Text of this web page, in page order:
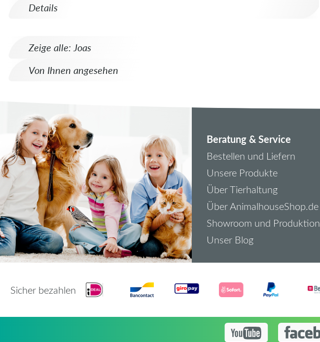
Details
Zeige alle: Joas
Von Ihnen angesehen
Beratung & Service
Bestellen und Liefern
Unsere Produkte
Über Tierhaltung
Über AnimalhouseShop.de
Showroom und Produktion
Unser Blog
Sicher bezahlen